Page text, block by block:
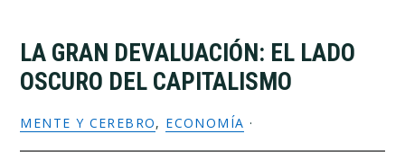
LA GRAN DEVALUACIÓN: EL LADO
OSCURO DEL CAPITALISMO
MENTE Y CEREBRO, ECONOMÍA ·